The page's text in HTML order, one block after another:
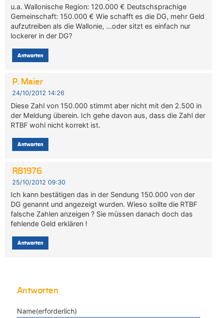
u.a. Wallonische Region: 120.000 € Deutschsprachige
Gemeinschaft: 150.000 € Wie schafft es die DG, mehr Geld
aufzutreiben als die Wallonie, …oder sitzt es einfach nur
lockerer in der DG?
Antworten
P. Maier
24/10/2012 14:26
Diese Zahl von 150.000 stimmt aber nicht mit den 2.500 in
der Meldung überein. Ich gehe davon aus, dass die Zahl der
RTBF wohl nicht korrekt ist.
Antworten
RB1976
25/10/2012 09:30
Ich kann bestätigen das in der Sendung 150.000 von der
DG genannt und angezeigt wurden. Wieso sollte die RTBF
falsche Zahlen anzeigen ? Sie müssen danach doch das
fehlende Geld erklären !
Antworten
Antworten
Name(erforderlich)